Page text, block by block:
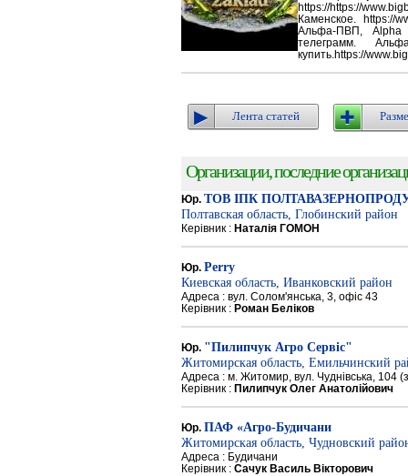
https://https://
Каменское. https://
Альфа-ПВП, Alpha
телеграмм.
купить.https://
Лента статей
Организации, последние
Юр. ТОВ ІПК
Полтавская область, Глобинский район
Керівник : Наталія ГОМОН
Юр. Perry
Киевская область, Иванковский район
Адреса : вул. Солом'янська, 3, офіс 43
Керівник : Роман Беліков
Юр. "Пилипчук Агро Сервіс"
Житомирская область, Емильчинский
Адреса : м. Житомир, вул. Чуднівська, 104
Керівник : Пилипчук Олег Анатолійович
Юр. ПАФ «Агро-Будичани
Житомирская область, Чудновский
Адреса : Будичани
Керівник : Сачук Василь Вікторович